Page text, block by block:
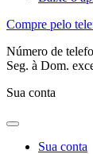
Compre pelo
Número de
Seg. à Dom.
Sua conta
Sua conta